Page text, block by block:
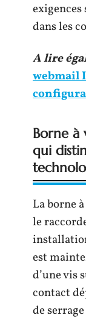
dans les
A lire
webmail
Borne à
qui
La borne
le
est
d’une vis
contact
de